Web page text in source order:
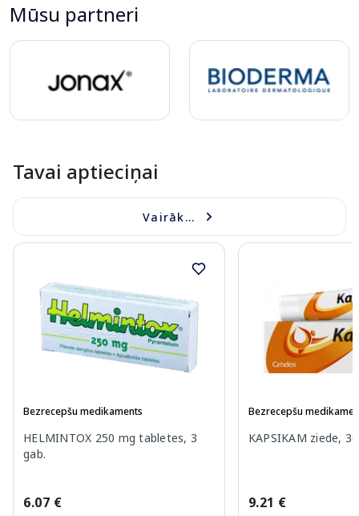
Mūsu partneri
Tavai aptieciņai
Vairāk...
Bezrecepšu medikaments
HELMINTOX 250 mg tabletes, 3
gab.
6.07 €
Bezrecepšu
KAPSIKAM ziede,
9.21 €